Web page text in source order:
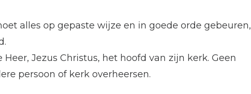
alles op gepaste wijze en in goede orde gebeuren,
Jezus Christus, het hoofd van zijn kerk. Geen
persoon of kerk overheersen.